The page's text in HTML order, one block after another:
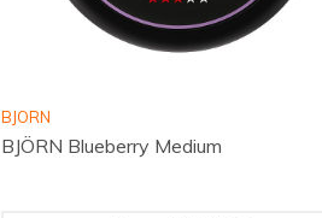
BJORN
BJÖRN Blueberry Medium